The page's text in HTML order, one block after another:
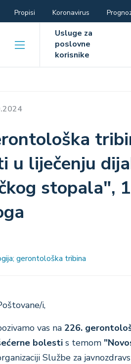
Propisi Koronavirus
Hamburger
menu
Usluge za
poslovne
korisnike
u liječenju
stopala",
gerontološka tribina
i,
vas na 226.
bolestis temom
Službe za